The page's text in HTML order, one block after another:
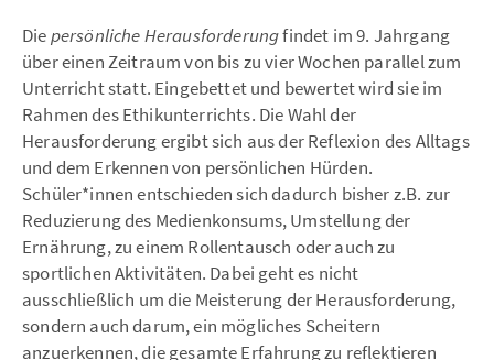
Diepersönliche Herausforderungfindet im 9. Jahrgang
über einen Zeitraum von bis zu vier Wochen parallel zum
Unterricht statt. Eingebettet und bewertet wird sie im
Rahmen des Ethikunterrichts. Die Wahl der
Herausforderung ergibt sich aus der Reflexion des Alltags
und dem Erkennen von persönlichen Hürden.
Schüler*innen entschieden sich dadurch bisher z.B. zur
Reduzierung des Medienkonsums, Umstellung der
Ernährung, zu einem Rollentausch oder auch zu
sportlichen Aktivitäten. Dabei geht es nicht
ausschließlich um die Meisterung der Herausforderung,
sondern auch darum, ein mögliches Scheitern
anzuerkennen, die gesamte Erfahrung zu reflektieren